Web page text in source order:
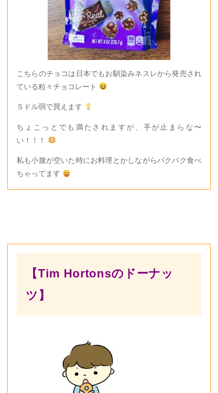
こちらのチョコは日本でもお馴染みネスレから発売され
ている粒々チョコレート
５ドル弱で買えます
ちょこっとでも満たされますが、手が止まらな〜
い！！！
私も小腹が空いた時にお料理とかしながらパクパク食べ
ちゃってます
【Tim Hortonsのドーナッ
ツ】